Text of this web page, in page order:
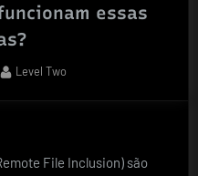
essas
By
Level Two
File Inclusion) são